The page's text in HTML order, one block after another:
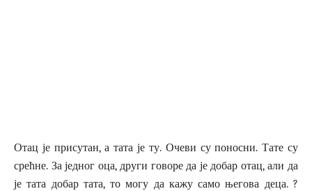
Отац је присутан, а тата је ту. Очеви су поносни. Тате су
срећне. За једног оца, други говоре да је добар отац, али да
је тата добар тата, то могу да кажу само његова деца. ?